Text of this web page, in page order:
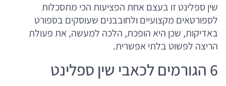
שין ספלינט זו בעצם אחת הפציעות הכי מתסכלות
לספורטאים מקצועיים ולחובבנים שעוסקים בספורט
באדיקות, שכן היא הופכת, הלכה למעשה, את פעולת
הריצה לפשוט בלתי אפשרית.
6 הגורמים לכאבי שין ספלינט